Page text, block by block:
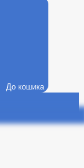
До кошика